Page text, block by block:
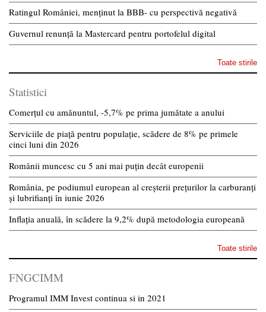
Ratingul României, menținut la BBB- cu perspectivă negativă
Guvernul renunță la Mastercard pentru portofelul digital
Toate stirile
Statistici
Comerțul cu amănuntul, -5,7% pe prima jumătate a anului
Serviciile de piață pentru populație, scădere de 8% pe primele
cinci luni din 2026
Românii muncesc cu 5 ani mai puțin decât europenii
România, pe podiumul european al creșterii prețurilor la carburanți
și lubrifianți în iunie 2026
Inflația anuală, în scădere la 9,2% după metodologia europeană
Toate stirile
FNGCIMM
Programul IMM Invest continua si in 2021